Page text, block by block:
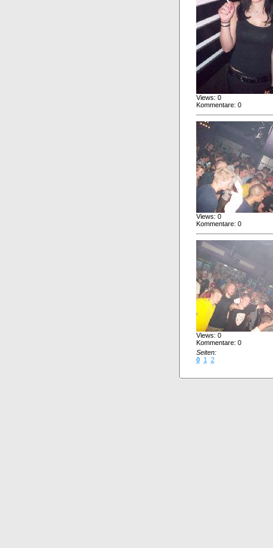
Views: 0
Kommentare: 0
Views: 0
Kommentare: 0
Views: 0
Kommentare: 0
Seiten:
0
1 2